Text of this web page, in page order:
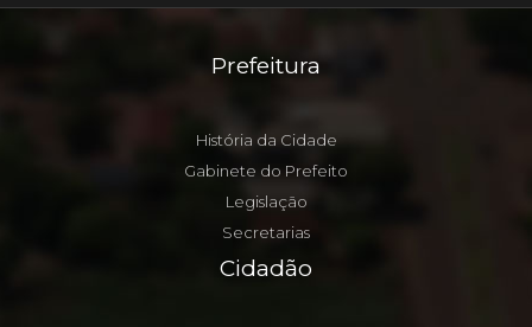
Prefeitura
História da Cidade
Gabinete do Prefeito
Legislação
Secretarias
Cidadão